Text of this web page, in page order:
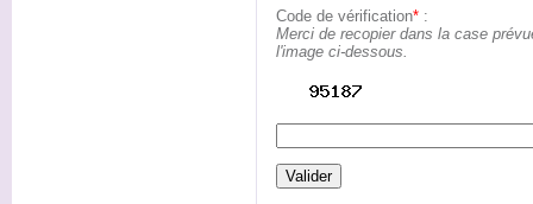
Code de vérification*:
Merci de recopier dans la case
l'image ci-dessous.